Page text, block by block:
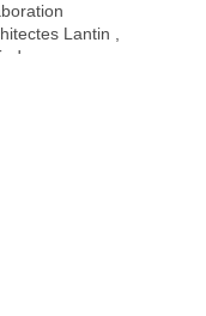
Lantin ,